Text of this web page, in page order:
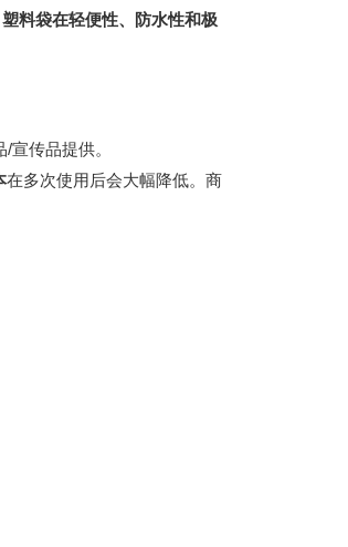
塑料袋在轻便性、防水性和极
传品提供。
在多次使用后会大幅降低。商